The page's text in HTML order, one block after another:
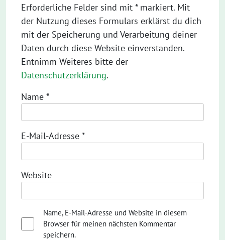
Erforderliche Felder sind mit * markiert. Mit
der Nutzung dieses Formulars erklärst du dich
mit der Speicherung und Verarbeitung deiner
Daten durch diese Website einverstanden.
Entnimm Weiteres bitte der
Datenschutzerklärung.
Name *
E-Mail-Adresse *
Website
Name, E-Mail-Adresse und Website in diesem
Browser für meinen nächsten Kommentar
speichern.